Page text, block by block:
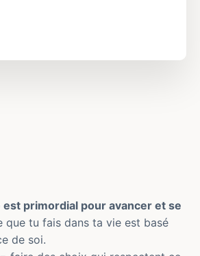
primordial pour avancer et se
que tu fais dans ta vie est basé
de soi.